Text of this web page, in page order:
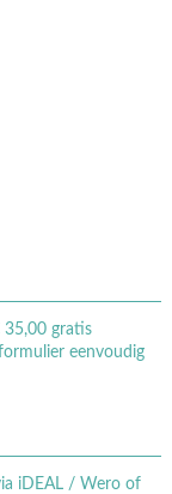
35,00 gratis
eenvoudig
iDEAL / Wero of